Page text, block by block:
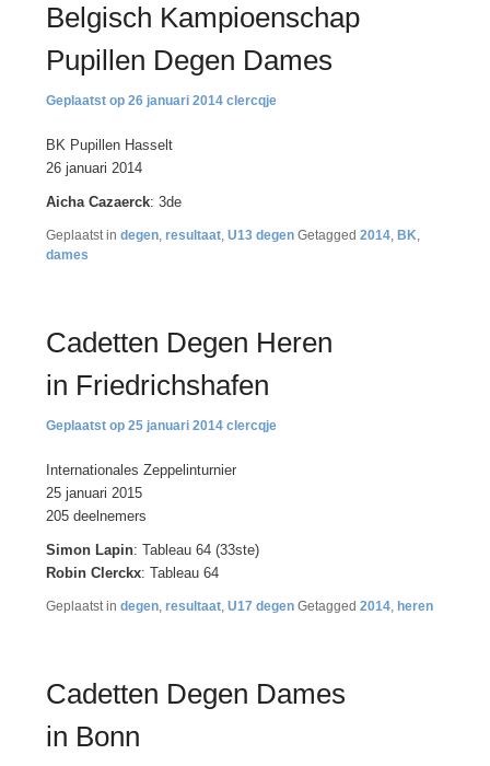
Belgisch Kampioenschap
Pupillen Degen Dames
26 januari 2014 clercqje
BK Pupillen Hasselt
26 januari 2014
Aicha Cazaerck: 3de
Geplaatst in degen, resultaat, U13 degen Getagged 2014, BK
dames
Cadetten Degen Heren
in Friedrichshafen
25 januari 2014 clercqje
Internationales Zeppelinturnier
25 januari 2015
205 deelnemers
Simon Lapin: Tableau 64 (33ste)
Robin Clerckx: Tableau 64
Geplaatst in degen, resultaat, U17 degen Getagged 2014, heren
Cadetten Degen Dames
in Bonn